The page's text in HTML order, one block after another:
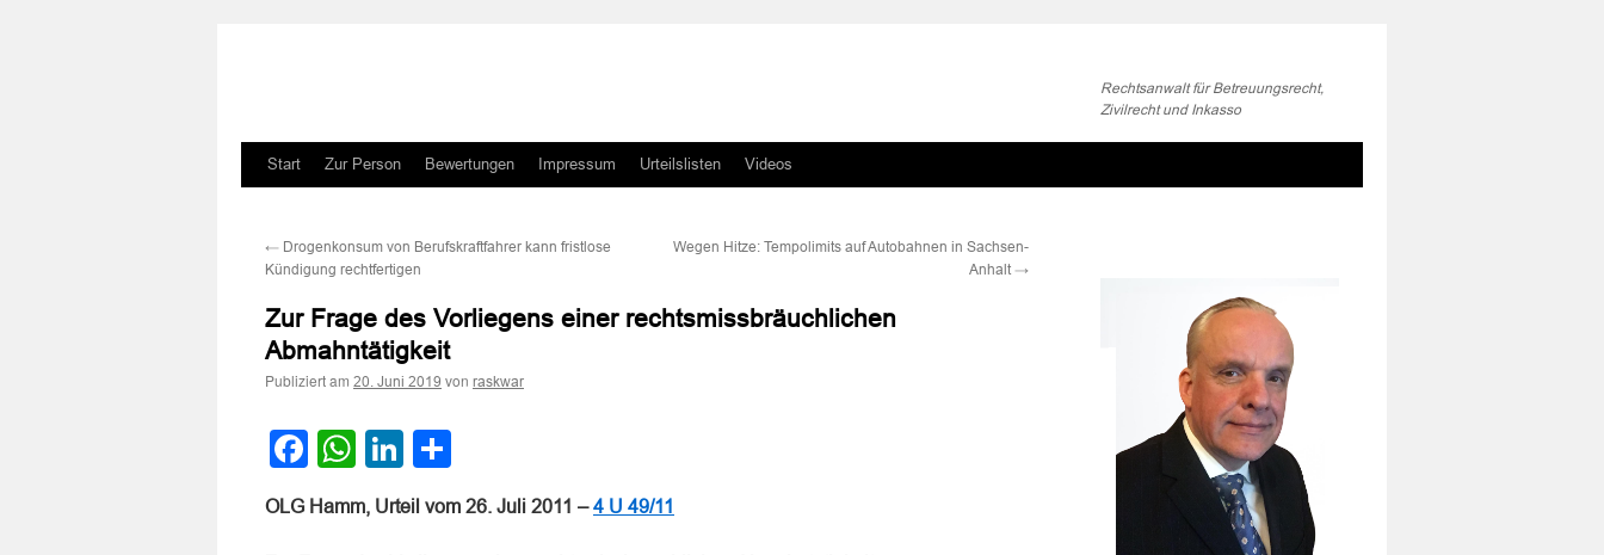
Rechtsanwalt für Betreuungsrecht,
Zivilrecht und Inkasso
Zum
springen
Start Zur Person Bewertungen Impressum Urteilslisten Videos
← Drogenkonsum von Berufskraftfahrer kann fristlose
Kündigung rechtfertigen
Wegen Hitze: Tempolimits auf Autobahnen in Sachsen-
Anhalt →
Zur Frage des Vorliegens einer rechtsmissbräuchlichen
Abmahntätigkeit
Publiziert am 20. Juni 2019 von raskwar
Facebook
WhatsApp
LinkedIn
OLG Hamm, Urteil vom 26. Juli 2011 –4 U 49/11